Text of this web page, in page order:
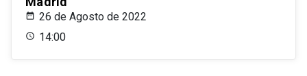
26 de Agosto de 2022
14:00